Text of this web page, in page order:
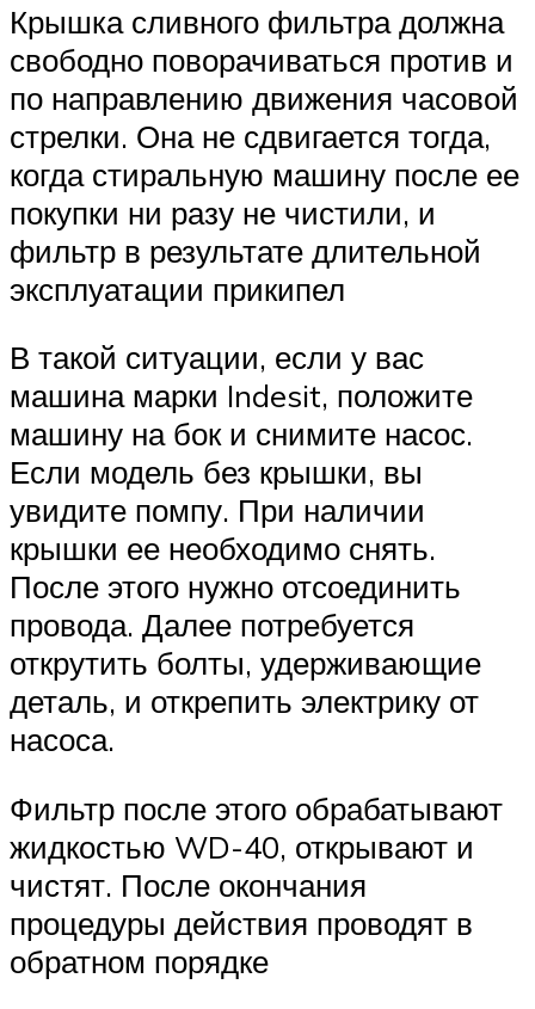
Крышка сливного фильтра должна
свободно поворачиваться против и
по направлению движения часовой
стрелки. Она не сдвигается тогда,
когда стиральную машину после ее
покупки ни разу не чистили, и
фильтр в результате длительной
эксплуатации прикипел
В такой ситуации, если у вас
машина марки Indesit, положите
машину на бок и снимите насос.
Если модель без крышки, вы
увидите помпу. При наличии
крышки ее необходимо снять.
После этого нужно отсоединить
провода. Далее потребуется
открутить болты, удерживающие
деталь, и открепить электрику от
насоса.
Фильтр после этого обрабатывают
жидкостью WD-40, открывают и
чистят. После окончания
процедуры действия проводят в
обратном порядке